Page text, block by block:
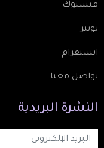
فيسبوك
تويتر
انستقرام
تواصل معنا
النشرة البريدية